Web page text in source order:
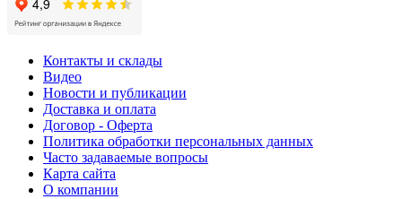
Контакты и склады
Видео
Новости и публикации
Доставка и оплата
Договор - Оферта
Политика обработки персональных данных
Часто задаваемые вопросы
Карта сайта
О компании